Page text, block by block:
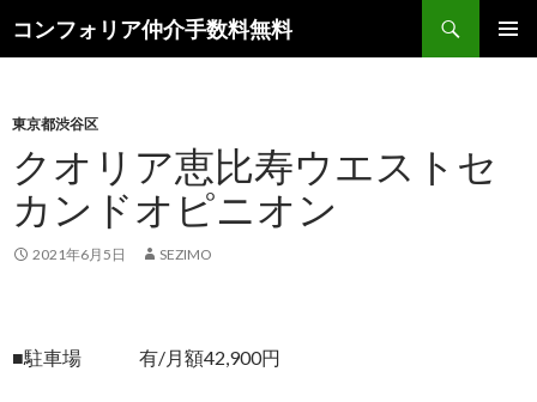
コンフォリア仲介手数料無料
索
ン
へ
ス
キ
ッ
東京都渋谷区
クオリア恵比寿ウエストセ
カンドオピニオン
2021年6月5日 SEZIMO
■駐車場 有/月額42,900円